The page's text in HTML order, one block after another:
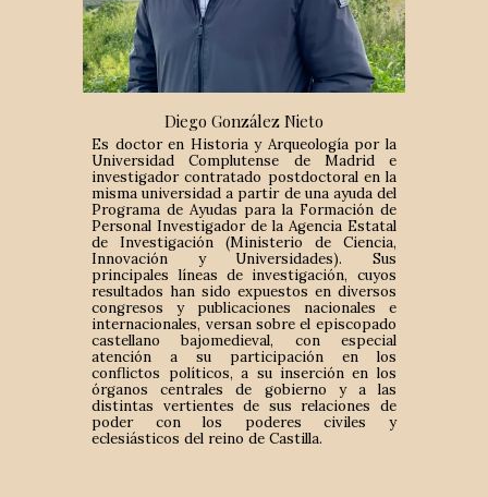
Diego González Nieto
Es doctor en Historia y Arqueología por la
Universidad Complutense de Madrid e
investigador contratado postdoctoral en la
misma universidad a partir de una ayuda del
Programa de Ayudas para la Formación de
Personal Investigador de la Agencia Estatal
de Investigación (Ministerio de Ciencia,
Innovación y Universidades). Sus
principales líneas de investigación, cuyos
resultados han sido expuestos en diversos
congresos y publicaciones nacionales e
internacionales, versan sobre el episcopado
castellano bajomedieval, con especial
atención a su participación en los
conflictos políticos, a su inserción en los
órganos centrales de gobierno y a las
distintas vertientes de sus relaciones de
poder con los poderes civiles y
eclesiásticos del reino de Castilla.